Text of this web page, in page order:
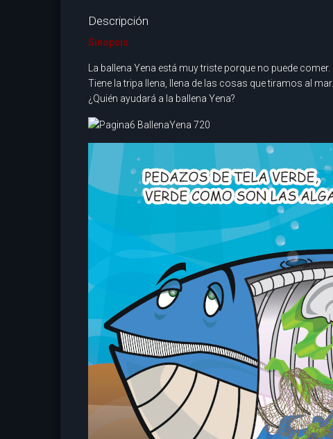
Descripción
Sinopsis
La ballena Yena está muy triste porque no puede comer.
Tiene la tripa llena, llena de las cosas que tiramos al mar.
¿Quién ayudará a la ballena Yena?